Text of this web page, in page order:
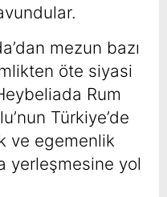
mezun bazı
öte siyasi
Rum
Türkiye’de
ve egemenlik
yerleşmesine yol